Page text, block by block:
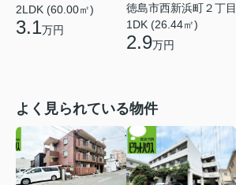
2LDK (60.00㎡)
3.1万円
徳島市西新浜町２丁目
1DK (26.44㎡)
2.9万円
よく見られている物件